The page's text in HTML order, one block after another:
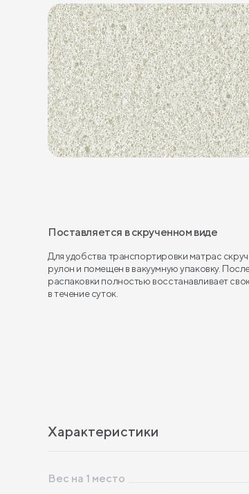
Поставляется в скрученном виде
Для удобства транспортировки матрас
рулон и помещен в вакуумную упаковку.
распаковки полностью восстанавливает
в течение суток.
Характеристики
Вес на 1 место